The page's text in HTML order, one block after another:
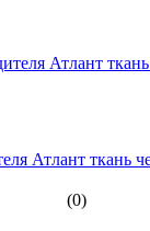
Атлант ткань
(0)